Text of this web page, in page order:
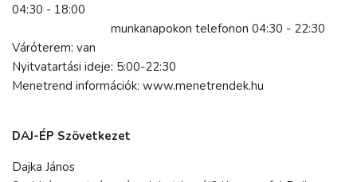
04:30 - 18:00
munkanapokon telefonon 04:30 - 22:30
Váróterem: van
Nyitvatartási ideje: 5:00-22:30
Menetrend információk: www.menetrendek.hu
DAJ-ÉP Szövetkezet
Dajka János